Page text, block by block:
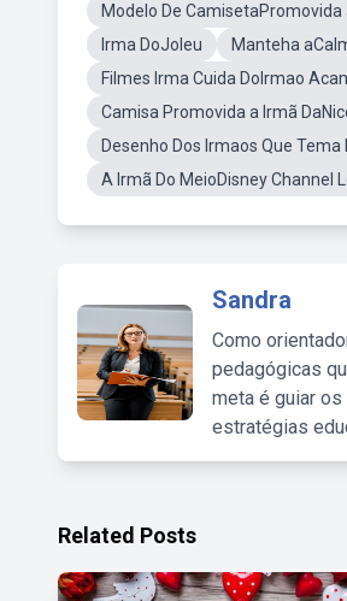
Modelo De
Irma DoJoleu
Manteha
Filmes Irma Cuida DoIrmao
Camisa Promovida a Irmã
Desenho Dos Irmaos Que
A Irmã Do MeioDisney Channel
Sandra
Como
pedagógicas
meta é guiar
estratégias
Related Posts